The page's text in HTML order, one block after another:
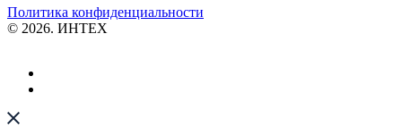
Политика конфиденциальности
© 2026. ИНТЕХ